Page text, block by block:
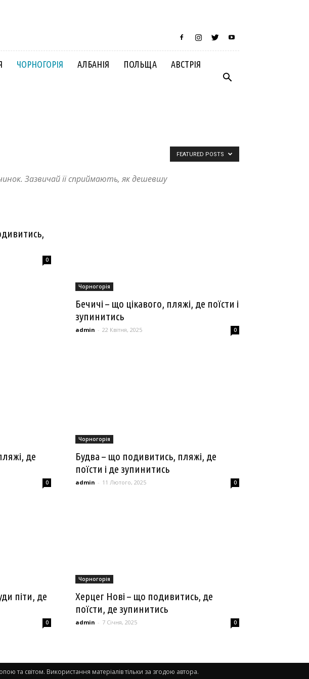
ЧОРНОГОРІЯ АЛБАНІЯ ПОЛЬЩА АВСТРІЯ
Зазвичай її сприймають, як дешевшу
FEATURED POSTS
0
Чорногорія
Бечичі – що цікавого, пляжі, де поїсти і
зупинитись
admin - 22 Квітня, 2025 0
де
0
Чорногорія
Будва – що подивитись, пляжі, де
поїсти і де зупинитись
admin - 11 Лютого, 2025 0
піти, де
0
Чорногорія
Херцег Нові – що подивитись, де
поїсти, де зупинитись
admin - 7 Січня, 2025 0
та світом. Використання матеріалів тільки за згодою автора.